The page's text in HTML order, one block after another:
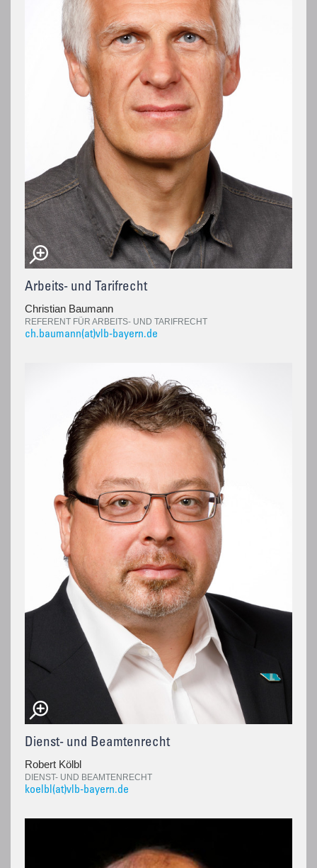
Arbeits- und Tarifrecht
Christian Baumann
REFERENT FÜR ARBEITS- UND TARIFRECHT
ch.baumann(at)vlb-bayern.de
Dienst- und Beamtenrecht
Robert Kölbl
DIENST- UND BEAMTENRECHT
koelbl(at)vlb-bayern.de